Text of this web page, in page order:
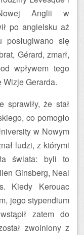
Anglii w
po angielsku aż
się
Gérard, zmarł,
wpływem tego
Gerarda.
sprawiły, że stał
co pomogło
w Nowym
ludzi, z którymi
świata: byli to
Ginsberg, Neal
Kiedy Kerouac
jego stypendium
zatem do
zwolniony z